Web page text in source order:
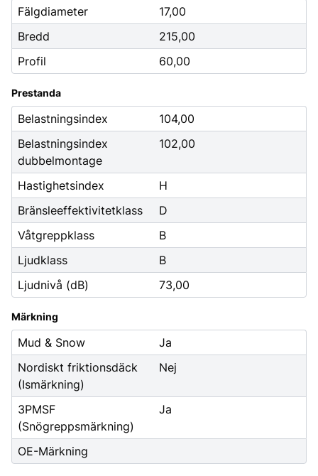
Fälgdiameter
17,00
Bredd
215,00
Profil
60,00
Prestanda
Belastningsindex
104,00
Belastningsindex
dubbelmontage
102,00
Hastighetsindex
H
Bränsleeffektivitetklass
D
Våtgreppklass
B
Ljudklass
B
Ljudnivå (dB)
73,00
Märkning
Mud & Snow
Ja
Nordiskt friktionsdäck
(Ismärkning)
Nej
3PMSF
(Snögreppsmärkning)
Ja
OE-Märkning